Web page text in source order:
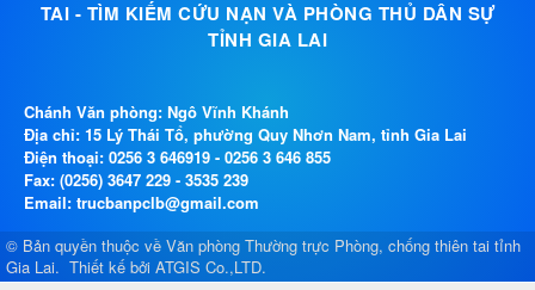
TAI - TÌM KIẾM CỨU NẠN VÀ PHÒNG THỦ DÂN SỰ
TỈNH GIA LAI
Chánh Văn phòng: Ngô Vĩnh Khánh
Địa chỉ: 15 Lý Thái Tổ, phường Quy Nhơn Nam, tỉnh Gia Lai
Điện thoại: 0256 3 646919 - 0256 3 646 855
Fax: (0256) 3647 229 - 3535 239
Email: trucbanpclb@gmail.com
© Bản quyền thuộc về Văn phòng Thường trực Phòng, chống thiên tai tỉnh
Gia Lai. Thiết kế bởi ATGIS Co.,LTD.